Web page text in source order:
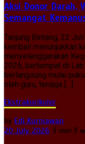
Aksi Donor Darah,
Semangat
Tanjung Bintang, 22
kembali menunjukkan
menyelenggarakan
2026, bertempat di
berlangsung mulai
oleh guru, tenaga […]
Ekstrakurikuler
by Edi Kurniawan
20 July 2026 3 min 3